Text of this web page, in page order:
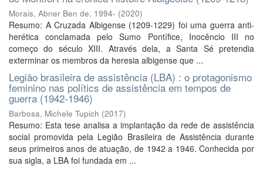
Morais, Abner Ben de, 1994- (2020)
Resumo: A Cruzada Albigense (1209-1229) foi uma guerra anti-
herética conclamada pelo Sumo Pontífice, Inocêncio III no
começo do século XIII. Através dela, a Santa Sé pretendia
exterminar os membros da heresia albigense que ...
Legião brasileira de assistência (LBA) : o protagonismo
feminino nas polítics de assistência em tempos de
guerra (1942-1946)
Barbosa, Michele Tupich (2017)
Resumo: Esta tese analisa a implantação da rede de assistência
social promovida pela Legião Brasileira de Assistência durante
seus primeiros anos de atuação, de 1942 a 1946. Conhecida por
sua sigla, a LBA foi fundada em ...